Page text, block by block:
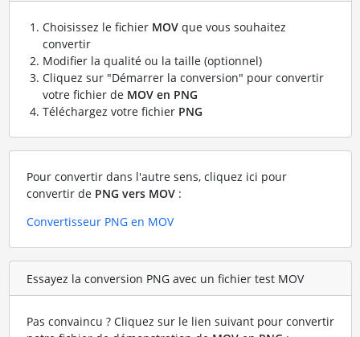
Choisissez le fichier MOVque vous souhaitez
convertir
Modifier la qualité ou la taille (optionnel)
Cliquez sur "Démarrer la conversion" pour convertir
votre fichier de MOV en PNG
Téléchargez votre fichier PNG
Pour convertir dans l'autre sens, cliquez ici pour
convertir de PNG vers MOV:
Convertisseur PNG en MOV
Essayez la conversion PNG avec un fichier test MOV
Pas convaincu ? Cliquez sur le lien suivant pour convertir